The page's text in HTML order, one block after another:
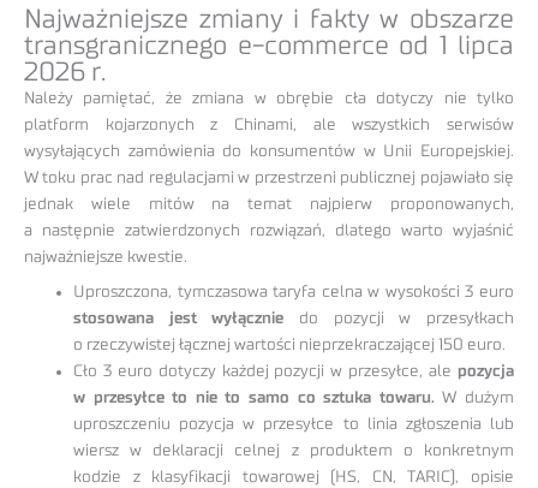
Najważniejsze zmiany i fakty w obszarze
transgranicznego e-commerce od 1 lipca
2026 r.
Należy pamiętać, że zmiana w obrębie cła dotyczy nie tylko
platform kojarzonych z Chinami, ale wszystkich serwisów
wysyłających zamówienia do konsumentów w Unii Europejskiej.
W toku prac nad regulacjami w przestrzeni publicznej pojawiało się
jednak wiele mitów na temat najpierw proponowanych,
a następnie zatwierdzonych rozwiązań, dlatego warto wyjaśnić
najważniejsze kwestie.
Uproszczona, tymczasowa taryfa celna w wysokości 3 euro
stosowana jest wyłącznie do pozycji w przesyłkach
o rzeczywistej łącznej wartości nieprzekraczającej 150 euro.
Cło 3 euro dotyczy każdej pozycji w przesyłce, ale pozycja
w przesyłce to nie to samo co sztuka towaru.W dużym
uproszczeniu pozycja w przesyłce to linia zgłoszenia lub
wiersz w deklaracji celnej z produktem o konkretnym
kodzie z klasyfikacji towarowej (HS, CN, TARIC), opisie